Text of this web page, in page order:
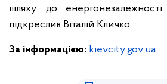
шляху до
підкреслив Віталій Кличко.
За інформацією: kievcity.gov.ua